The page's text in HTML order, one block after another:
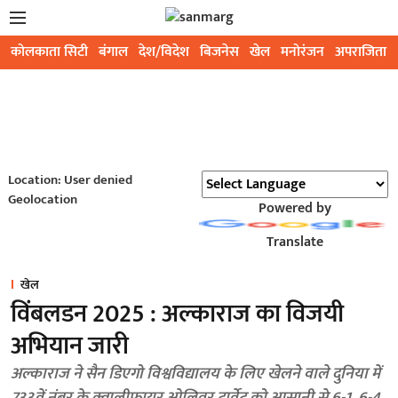
कोलकाता सिटी बंगाल देश/विदेश बिजनेस खेल मनोरंजन अपराजिता
Location: User denied
Geolocation
Powered by
Translate
खेल
विंबलडन 2025 : अल्काराज का विजयी
अभियान जारी
अल्काराज ने सैन डिएगो विश्वविद्यालय के लिए खेलने वाले दुनिया में